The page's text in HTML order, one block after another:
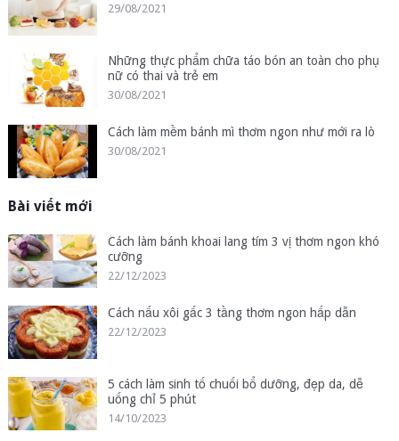
29/08/2021
Những thực phẩm chữa táo bón an toàn cho phụ
nữ có thai và trẻ em
30/08/2021
Cách làm mềm bánh mì thơm ngon như mới ra lò
30/08/2021
Bài viết mới
Cách làm bánh khoai lang tím 3 vị thơm ngon khó
cưỡng
22/12/2023
Cách nấu xôi gấc 3 tầng thơm ngon hấp dẫn
22/12/2023
5 cách làm sinh tố chuối bổ dưỡng, đẹp da, dễ
uống chỉ 5 phút
14/10/2023